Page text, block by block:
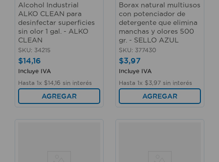
Alcohol Industrial
ALKO CLEAN para
desinfectar superficies
sin olor 1 gal. - ALKO
CLEAN
SKU: 34215
$14,16
Incluye IVA
Hasta 1x $1416 sin interés
AGREGAR
Borax natural multiusos
con potenciador de
detergente que elimina
manchas y olores 500
gr. - SELLO AZUL
SKU: 377430
$3,97
Incluye IVA
Hasta 1x $3 97 sin interés
AGREGAR